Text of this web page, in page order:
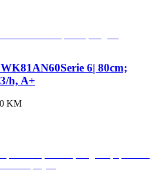
6| 80cm;
h, A+
KM